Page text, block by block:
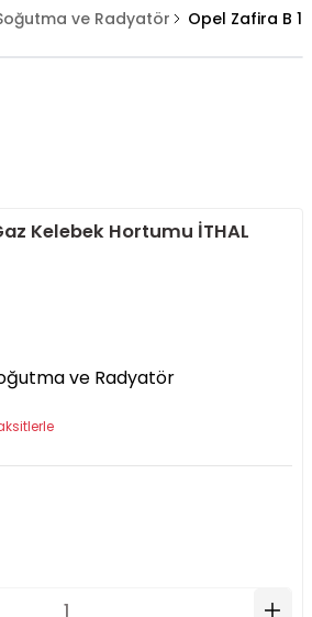
ve Radyatör Opel Zafira B
Kelebek Hortumu İTHAL
ve Radyatör